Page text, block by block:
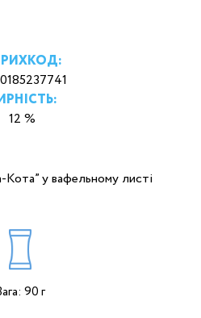
12 %
у вафельному листі
90 г